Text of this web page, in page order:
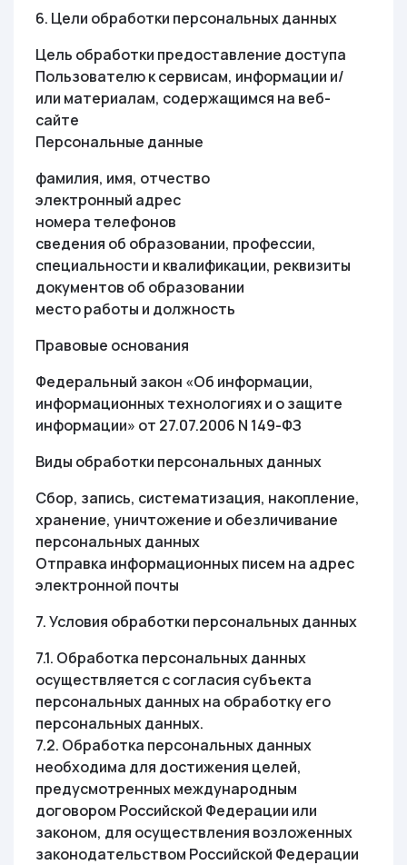
6. Цели обработки персональных данных
Цель обработки предоставление доступа
Пользователю к сервисам, информации и/
или материалам, содержащимся на веб-
сайте
Персональные данные
фамилия, имя, отчество
электронный адрес
номера телефонов
сведения об образовании, профессии,
специальности и квалификации, реквизиты
документов об образовании
место работы и должность
Правовые основания
Федеральный закон «Об информации,
информационных технологиях и о защите
информации» от 27.07.2006 N 149-ФЗ
Виды обработки персональных данных
Сбор, запись, систематизация, накопление,
хранение, уничтожение и обезличивание
персональных данных
Отправка информационных писем на адрес
электронной почты
7. Условия обработки персональных данных
7.1. Обработка персональных данных
осуществляется с согласия субъекта
персональных данных на обработку его
персональных данных.
7.2. Обработка персональных данных
необходима для достижения целей,
предусмотренных международным
договором Российской Федерации или
законом, для осуществления возложенных
законодательством Российской Федерации